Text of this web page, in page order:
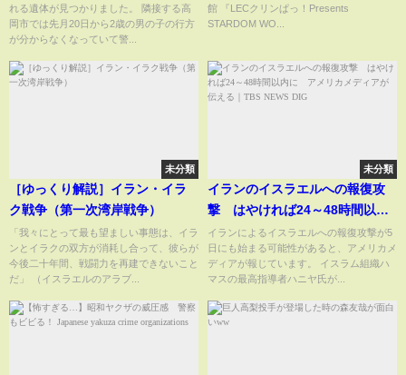
日)
れる遺体が見つかりました。 隣接する高
岡市では先月20日から2歳の男の子の行方
が分からなくなっていて警...
世羅りさ＆鈴季すず/『We are
館 『LECクリンぱっ！Presents
STARDOM WO...
未分類
［ゆっくり解説］イラン・イラ
ク戦争（第一次湾岸戦争）
「我々にとって最も望ましい事態は、イラ
ンとイラクの双方が消耗し合って、彼らが
今後二十年間、戦闘力を再建できないこと
だ」 （イスラエルのアラブ...
未分類
イランのイスラエルへの報復攻
撃 はやければ24～48時間以内
に アメリカメディアが伝える
｜TBS NEWS DIG
イランによるイスラエルへの報復攻撃が5
日にも始まる可能性があると、アメリカメ
ディアが報じています。 イスラム組織ハ
マスの最高指導者ハニヤ氏が...